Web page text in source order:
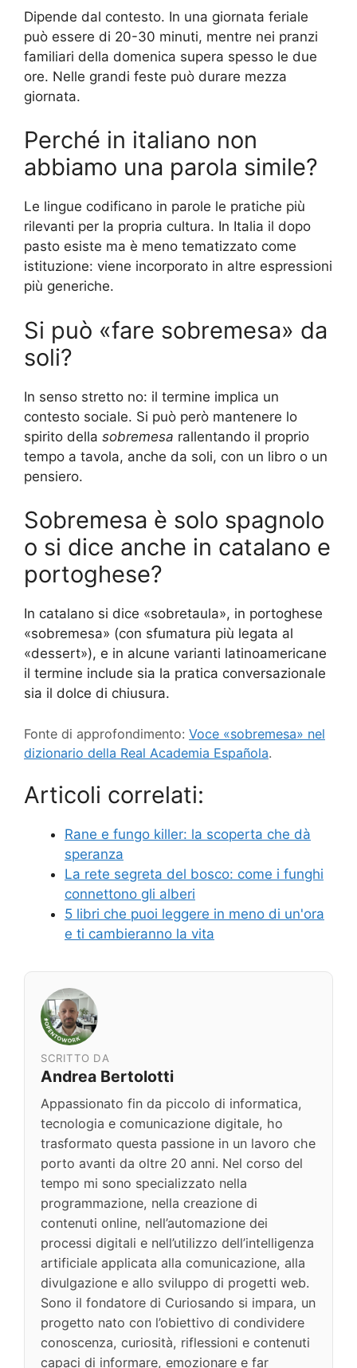
Dipende dal contesto. In una giornata feriale
può essere di 20-30 minuti, mentre nei pranzi
familiari della domenica supera spesso le due
ore. Nelle grandi feste può durare mezza
giornata.
Perché in italiano non
abbiamo una parola simile?
Le lingue codificano in parole le pratiche più
rilevanti per la propria cultura. In Italia il dopo
pasto esiste ma è meno tematizzato come
istituzione: viene incorporato in altre espressioni
più generiche.
Si può «fare sobremesa» da
soli?
In senso stretto no: il termine implica un
contesto sociale. Si può però mantenere lo
spirito della sobremesa rallentando il proprio
tempo a tavola, anche da soli, con un libro o un
pensiero.
Sobremesa è solo spagnolo
o si dice anche in catalano e
portoghese?
In catalano si dice «sobretaula», in portoghese
«sobremesa» (con sfumatura più legata al
«dessert»), e in alcune varianti latinoamericane
il termine include sia la pratica conversazionale
sia il dolce di chiusura.
Fonte di approfondimento: Voce «sobremesa» nel
dizionario della Real Academia Española.
Articoli correlati:
Rane e fungo killer: la scoperta che dà
speranza
La rete segreta del bosco: come i funghi
connettono gli alberi
5 libri che puoi leggere in meno di un'ora
e ti cambieranno la vita
SCRITTO DA
Andrea Bertolotti
Appassionato fin da piccolo di informatica,
tecnologia e comunicazione digitale, ho
trasformato questa passione in un lavoro che
porto avanti da oltre 20 anni. Nel corso del
tempo mi sono specializzato nella
programmazione, nella creazione di
contenuti online, nell’automazione dei
processi digitali e nell’utilizzo dell’intelligenza
artificiale applicata alla comunicazione, alla
divulgazione e allo sviluppo di progetti web.
Sono il fondatore di Curiosando si impara, un
progetto nato con l’obiettivo di condividere
conoscenza, curiosità, riflessioni e contenuti
capaci di informare, emozionare e far